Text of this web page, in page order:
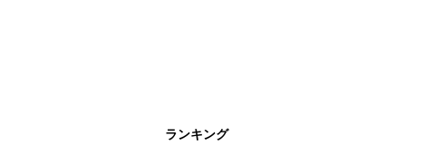
ランキング